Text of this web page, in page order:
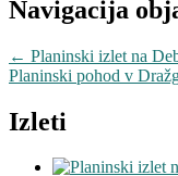
Navigacija
← Planinski izlet na
Planinski pohod v
Izleti